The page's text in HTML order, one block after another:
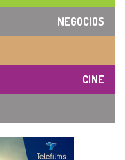
NEGOCIOS
CINE